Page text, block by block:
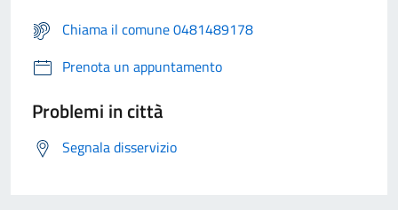
Chiama il comune 0481489178
Prenota un appuntamento
Problemi in città
Segnala disservizio